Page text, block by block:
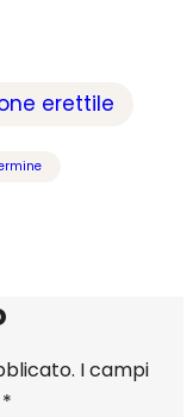
erettile
I campi
*